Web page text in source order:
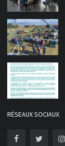
RÉSEAUX SOCIAUX